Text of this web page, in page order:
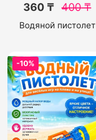
360 ₸ 400₸
Водяной пистолет
-10%